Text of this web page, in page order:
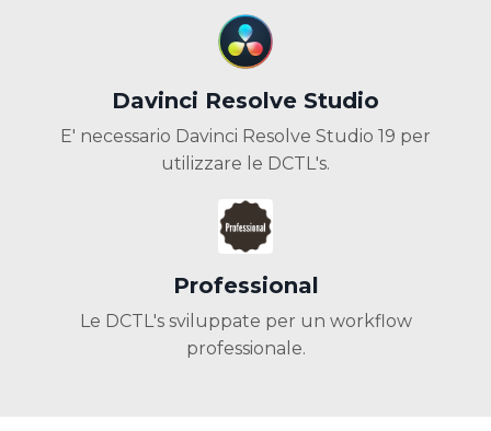
Davinci Resolve Studio
E' necessario Davinci Resolve Studio 19 per
utilizzare le DCTL's.
Professional
Le DCTL's sviluppate per un workflow
professionale.